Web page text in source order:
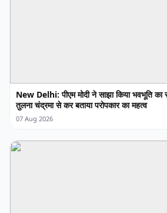
New Delhi: पीएम मोदी ने साझा किया भवभूति
तुलना चंद्रमा से कर बताया परोपकार का महत्व
07 Aug 2026